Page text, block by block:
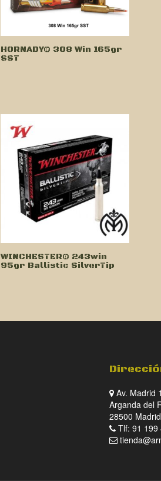
HORNADY® 308 Win 165gr
SST
WINCHESTER® 243win
95gr Ballistic SilverTip
Av. Madrid
Arganda del
28500 Madrid
Tlf: 91 199